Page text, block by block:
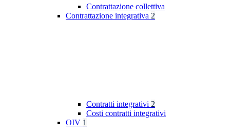
Contrattazione collettiva
Contrattazione integrativa 2
Contratti integrativi 2
Costi contratti integrativi
OIV 1